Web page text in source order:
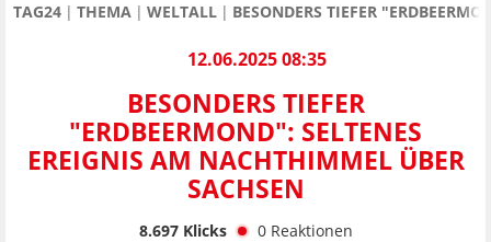
TAG24 THEMA WELTALL BESONDERS TIEFER
12.06.2025 08:35
BESONDERS TIEFER
"ERDBEERMOND": SELTENES
EREIGNIS AM NACHTHIMMEL ÜBER
SACHSEN
8.697Klicks 0 Reaktionen